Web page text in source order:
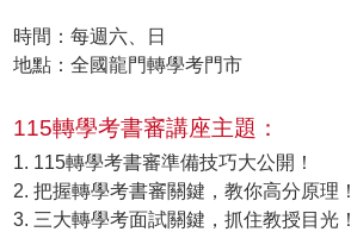
時間：每週六、日
地點：全國龍門轉學考門市
115轉學考書審講座主題：
1. 115轉學考書審準備技巧大公開！
2. 把握轉學考書審關鍵，教你高分原理！
3. 三大轉學考面試關鍵，抓住教授目光！